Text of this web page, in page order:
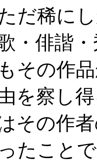
だ稀に
・俳諧
その作
を察し
その作
たこと